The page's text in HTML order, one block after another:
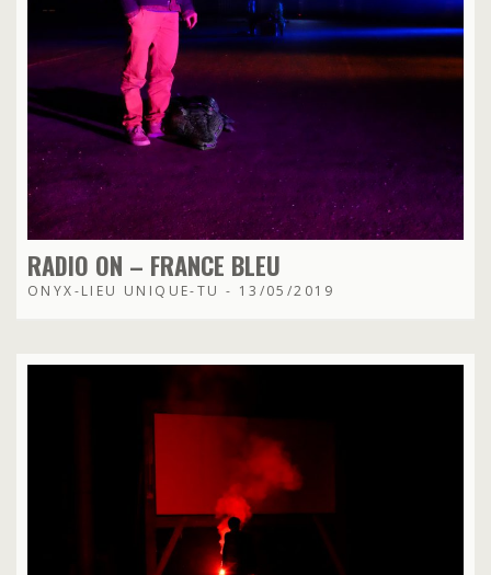
RADIO ON – FRANCE BLEU
ONYX-LIEU UNIQUE-TU - 13/05/2019